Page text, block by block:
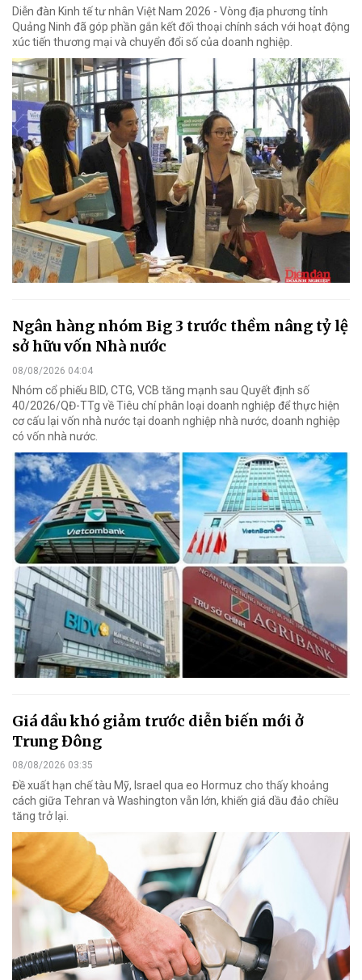
Diễn đàn Kinh tế tư nhân Việt Nam 2026 - Vòng địa phương tỉnh
Quảng Ninh đã góp phần gắn kết đối thoại chính sách với hoạt động
xúc tiến thương mại và chuyển đổi số của doanh nghiệp.
Ngân hàng nhóm Big 3 trước thềm nâng tỷ lệ
sở hữu vốn Nhà nước
08/08/2026 04:04
Nhóm cổ phiếu BID, CTG, VCB tăng mạnh sau Quyết định số
40/2026/QĐ-TTg về Tiêu chí phân loại doanh nghiệp để thực hiện
cơ cấu lại vốn nhà nước tại doanh nghiệp nhà nước, doanh nghiệp
có vốn nhà nước.
Giá dầu khó giảm trước diễn biến mới ở
Trung Đông
08/08/2026 03:35
Đề xuất hạn chế tàu Mỹ, Israel qua eo Hormuz cho thấy khoảng
cách giữa Tehran và Washington vẫn lớn, khiến giá dầu đảo chiều
tăng trở lại.